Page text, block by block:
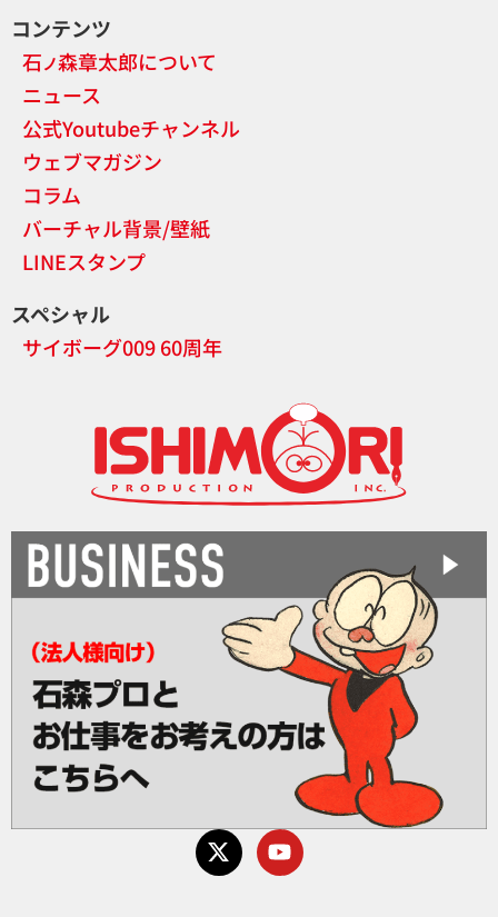
コンテンツ
石ノ森章太郎について
ニュース
公式Youtubeチャンネル
ウェブマガジン
コラム
バーチャル背景/壁紙
LINEスタンプ
スペシャル
サイボーグ009 60周年